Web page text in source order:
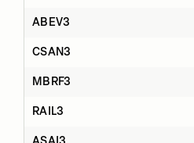
ABEV3
CSAN3
MBRF3
RAIL3